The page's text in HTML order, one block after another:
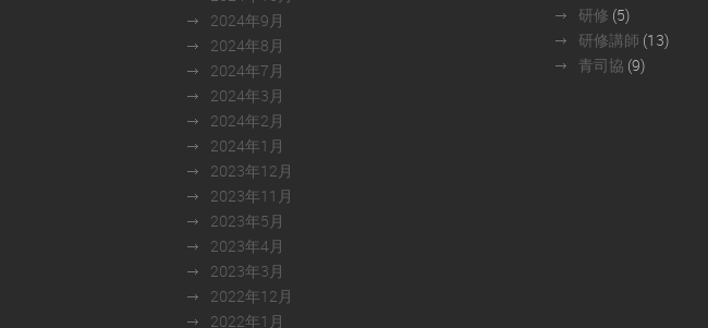
2024年9月
2024年8月
2024年7月
2024年3月
2024年2月
2024年1月
2023年12月
2023年11月
2023年5月
2023年4月
2023年3月
2022年12月
2022年1月
研修 (5)
研修講師 (13)
青司協 (9)